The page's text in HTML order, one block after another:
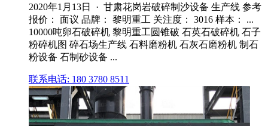
2020年1月13日 · 甘肃花岗岩破碎制沙设备 生产线 参考
报价： 面议 品牌： 黎明重工 关注度： 3016 样本： ...
10000吨卵石破碎机 黎明重工圆锥破 石英石破碎机 石子
粉碎机图 碎石场生产线 石料磨粉机 石灰石磨粉机 制石
粉设备 石制砂设备 ...
联系电话: 180 3780 8511